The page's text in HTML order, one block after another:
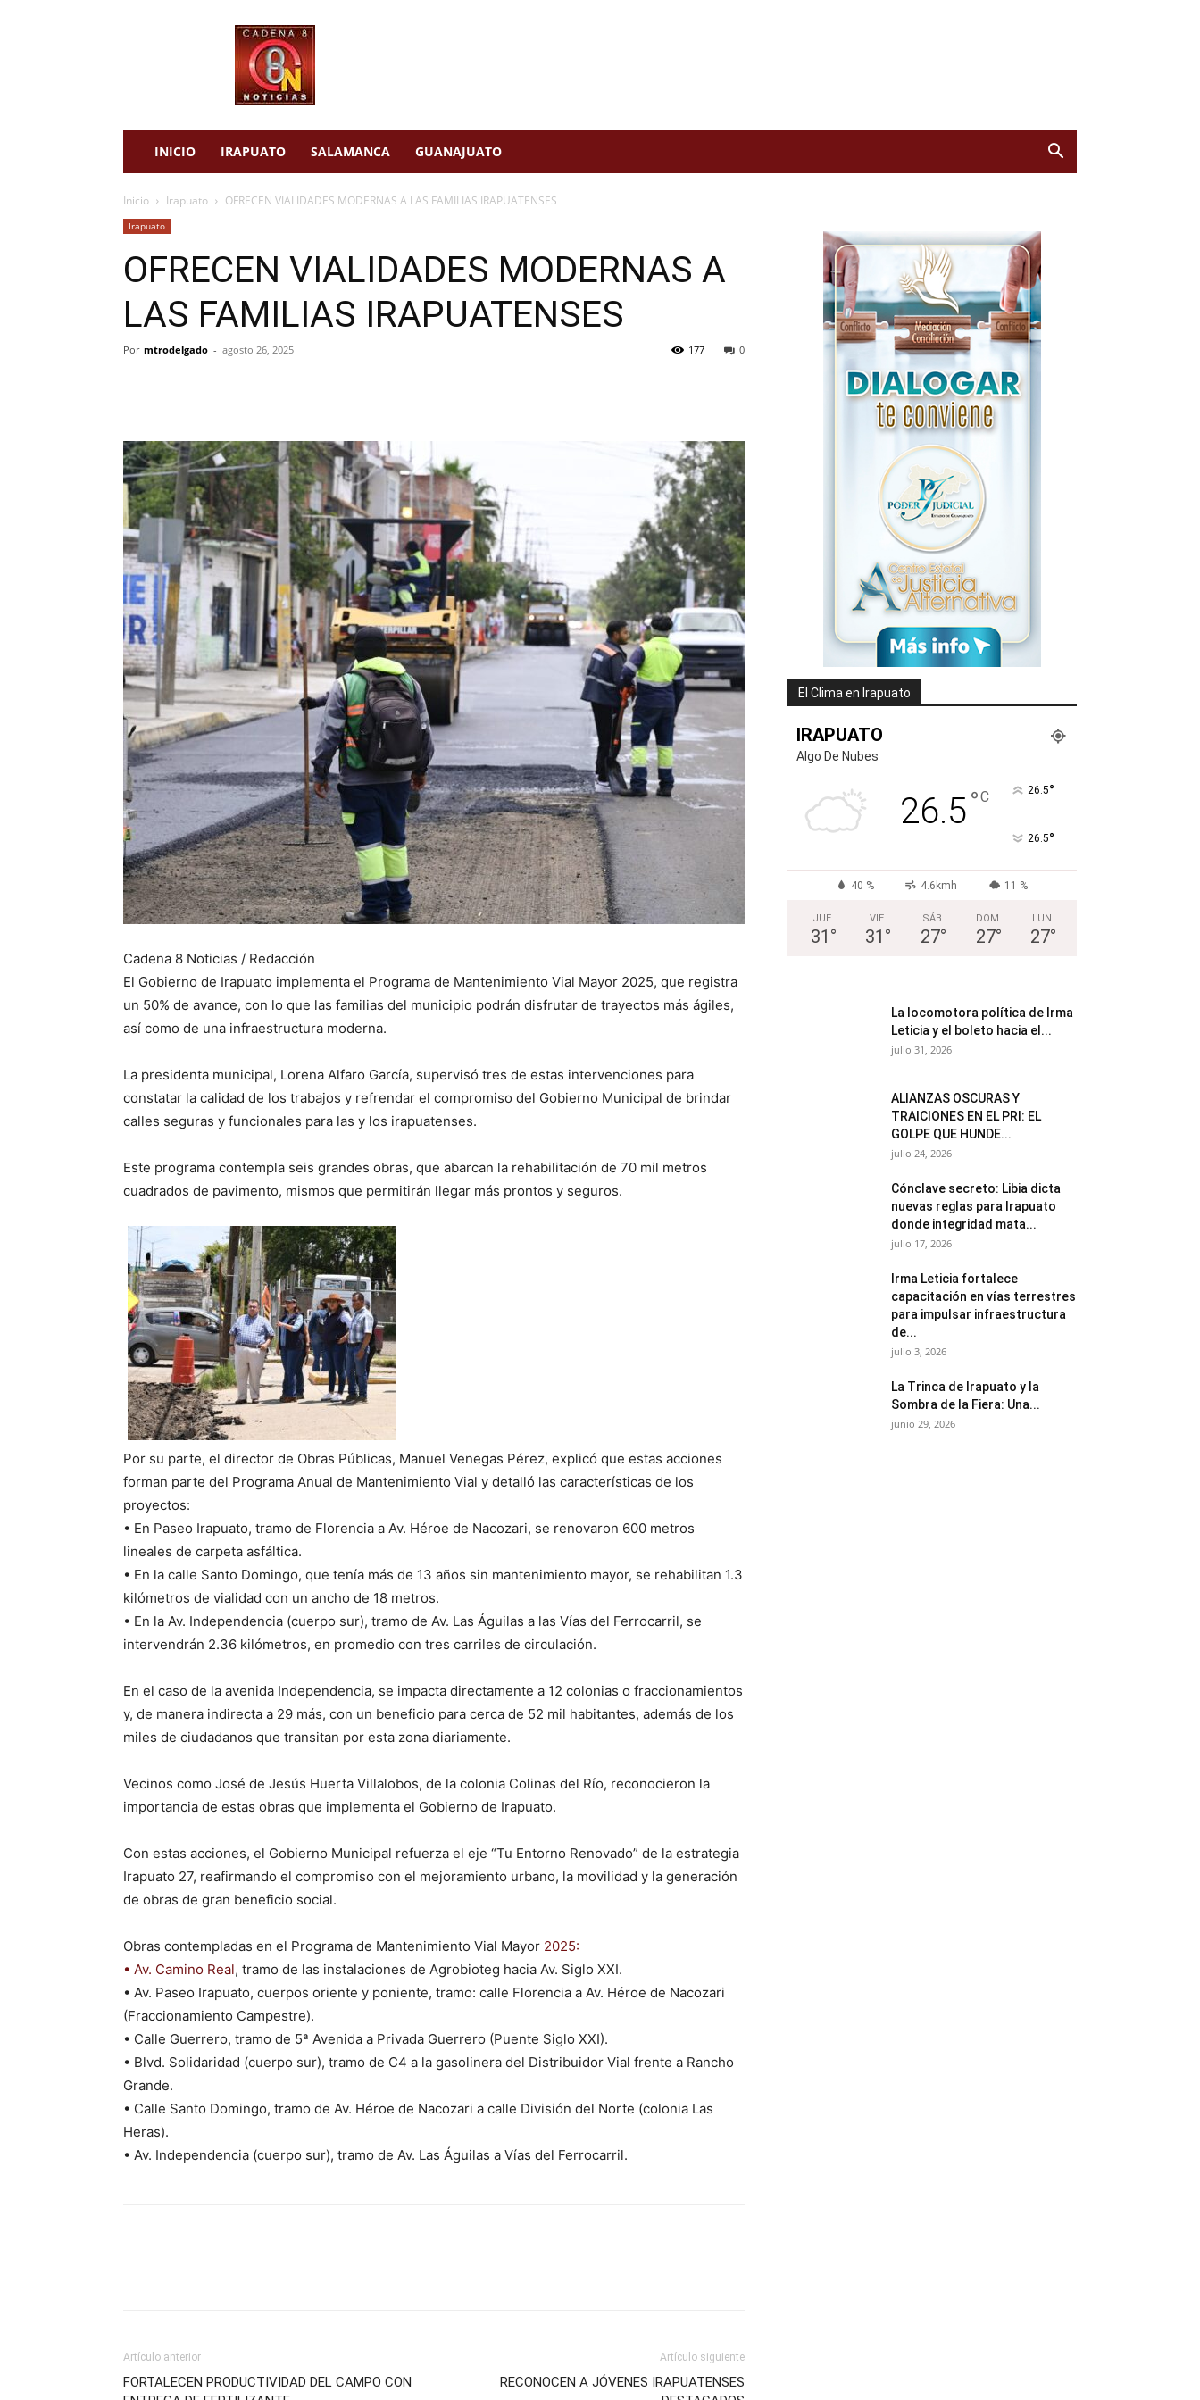
INICIO IRAPUATO SALAMANCA GUANAJUATO
Inicio Irapuato OFRECEN VIALIDADES MODERNAS A LAS FAMILIAS IRAPUATENSES
Irapuato
OFRECEN VIALIDADES MODERNAS A
LAS FAMILIAS IRAPUATENSES
Por mtrodelgado - agosto 26, 2025 0
177
Cadena 8 Noticias / Redacción
El Gobierno de Irapuato implementa el Programa de Mantenimiento Vial Mayor 2025, que registra
un 50% de avance, con lo que las familias del municipio podrán disfrutar de trayectos más ágiles,
así como de una infraestructura moderna.
La presidenta municipal, Lorena Alfaro García, supervisó tres de estas intervenciones para
constatar la calidad de los trabajos y refrendar el compromiso del Gobierno Municipal de brindar
calles seguras y funcionales para las y los irapuatenses.
Este programa contempla seis grandes obras, que abarcan la rehabilitación de 70 mil metros
cuadrados de pavimento, mismos que permitirán llegar más prontos y seguros.
Por su parte, el director de Obras Públicas, Manuel Venegas Pérez, explicó que estas acciones
forman parte del Programa Anual de Mantenimiento Vial y detalló las características de los
proyectos:
• En Paseo Irapuato, tramo de Florencia a Av. Héroe de Nacozari, se renovaron 600 metros
lineales de carpeta asfáltica.
• En la calle Santo Domingo, que tenía más de 13 años sin mantenimiento mayor, se rehabilitan 1.3
kilómetros de vialidad con un ancho de 18 metros.
• En la Av. Independencia (cuerpo sur), tramo de Av. Las Águilas a las Vías del Ferrocarril, se
intervendrán 2.36 kilómetros, en promedio con tres carriles de circulación.
En el caso de la avenida Independencia, se impacta directamente a 12 colonias o fraccionamientos
y, de manera indirecta a 29 más, con un beneficio para cerca de 52 mil habitantes, además de los
miles de ciudadanos que transitan por esta zona diariamente.
Vecinos como José de Jesús Huerta Villalobos, de la colonia Colinas del Río, reconocieron la
importancia de estas obras que implementa el Gobierno de Irapuato.
Con estas acciones, el Gobierno Municipal refuerza el eje “Tu Entorno Renovado” de la estrategia
Irapuato 27, reafirmando el compromiso con el mejoramiento urbano, la movilidad y la generación
de obras de gran beneficio social.
Obras contempladas en el Programa de Mantenimiento Vial Mayor 2025:
• Av. Camino Real, tramo de las instalaciones de Agrobioteg hacia Av. Siglo XXI.
• Av. Paseo Irapuato, cuerpos oriente y poniente, tramo: calle Florencia a Av. Héroe de Nacozari
(Fraccionamiento Campestre).
• Calle Guerrero, tramo de 5ª Avenida a Privada Guerrero (Puente Siglo XXI).
• Blvd. Solidaridad (cuerpo sur), tramo de C4 a la gasolinera del Distribuidor Vial frente a Rancho
Grande.
• Calle Santo Domingo, tramo de Av. Héroe de Nacozari a calle División del Norte (colonia Las
Heras).
• Av. Independencia (cuerpo sur), tramo de Av. Las Águilas a Vías del Ferrocarril.
Artículo anterior
FORTALECEN PRODUCTIVIDAD DEL CAMPO CON
Artículo siguiente
RECONOCEN A JÓVENES IRAPUATENSES
El Clima en Irapuato
IRAPUATO
Algo De Nubes
26.5°C 26.5°
26.5°
40 % 4.6kmh 11 %
JUE
31 °
VIE
31 °
SÁB
27°
DOM
27°
LUN
27°
La locomotora política de Irma
Leticia y el boleto hacia el...
julio 31, 2026
ALIANZAS OSCURAS Y
TRAICIONES EN EL PRI: EL
GOLPE QUE HUNDE...
julio 24, 2026
Cónclave secreto: Libia dicta
nuevas reglas para Irapuato
donde integridad mata...
julio 17, 2026
Irma Leticia fortalece
capacitación en vías terrestres
para impulsar infraestructura
de...
julio 3, 2026
​La Trinca de Irapuato y la
Sombra de la Fiera: Una...
junio 29, 2026